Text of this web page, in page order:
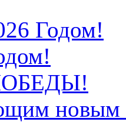
Годом!
новым